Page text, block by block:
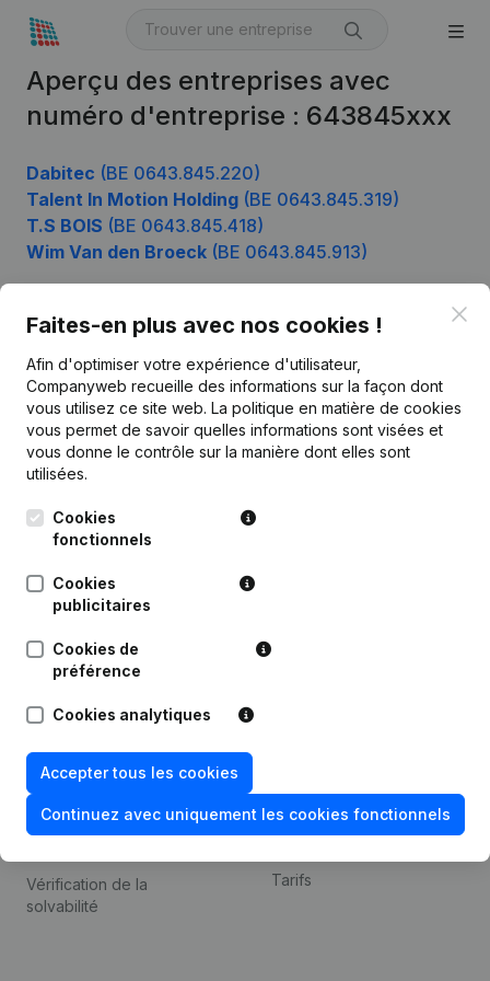
Aperçu des entreprises avec
numéro d'entreprise : 643845xxx
Dabitec (BE 0643.845.220)
Talent In Motion Holding (BE 0643.845.319)
T.S BOIS (BE 0643.845.418)
Wim Van den Broeck (BE 0643.845.913)
Faites-en plus avec nos cookies !
Afin d'optimiser votre expérience d'utilisateur,
Companyweb recueille des informations sur la façon dont
vous utilisez ce site web. La politique en matière de cookies
vous permet de savoir quelles informations sont visées et
vous donne le contrôle sur la manière dont elles sont
utilisées.
Cookies
fonctionnels
Cookies
publicitaires
Cookies de
préférence
Cookies analytiques
Accepter tous les cookies
Continuez avec uniquement les cookies fonctionnels
Français
Leuvensesteenweg
248D,
Produit
Informations d’entreprise
Monitoring
Recherche internationale
Thème
de la fraude
Consulter des comptes
annuels
Recherche de numéro de
Vérification de la
solvabilité
Contact
Tarifs